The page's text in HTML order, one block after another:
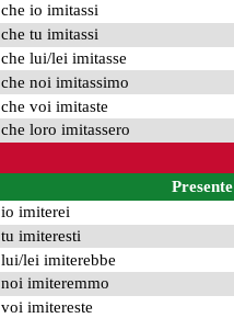
che io imitassi
che tu imitassi
che lui/lei imitasse
che noi imitassimo
che voi imitaste
che loro imitassero
Presente
io imiterei
tu imiteresti
lui/lei imiterebbe
noi imiteremmo
voi imitereste